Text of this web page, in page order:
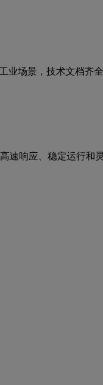
业场景，技术文档齐
速响应、稳定运行和